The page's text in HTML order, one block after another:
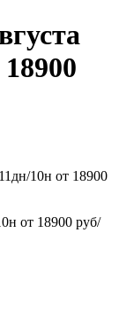
10н от 18900
от 18900 руб/